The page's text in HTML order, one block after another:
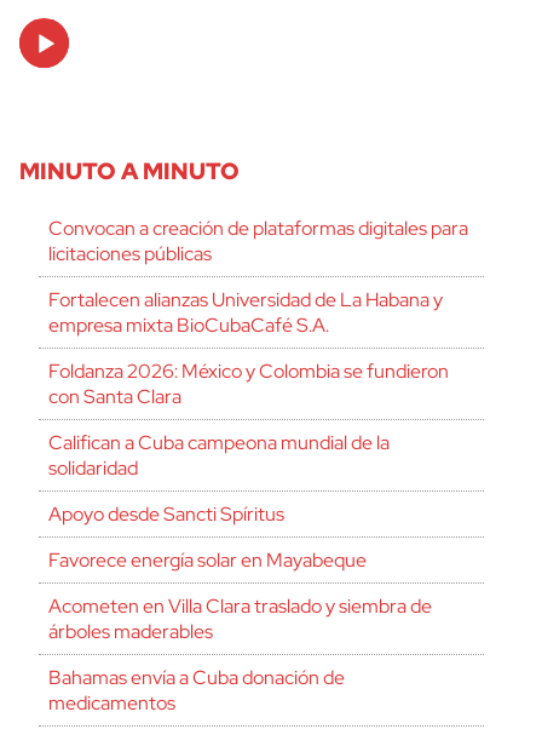
Audio
Player
MINUTO A MINUTO
Convocan a creación de plataformas digitales para
licitaciones públicas
Fortalecen alianzas Universidad de La Habana y
empresa mixta BioCubaCafé S.A.
Foldanza 2026: México y Colombia se fundieron
con Santa Clara
Califican a Cuba campeona mundial de la
solidaridad
Apoyo desde Sancti Spíritus
Favorece energía solar en Mayabeque
Acometen en Villa Clara traslado y siembra de
árboles maderables
Bahamas envía a Cuba donación de
medicamentos